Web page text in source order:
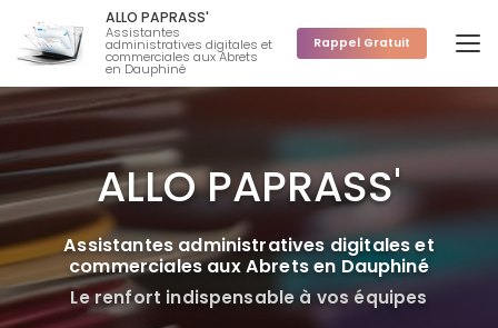
contenu
ALLO PAPRASS'
Assistantes
administratives digitales et
commerciales aux Abrets
en Dauphiné
Rappel Gratuit
ALLO PAPRASS'
Assistantes administratives digitales et
commerciales aux Abrets en Dauphiné
Le renfort indispensable à vos équipes